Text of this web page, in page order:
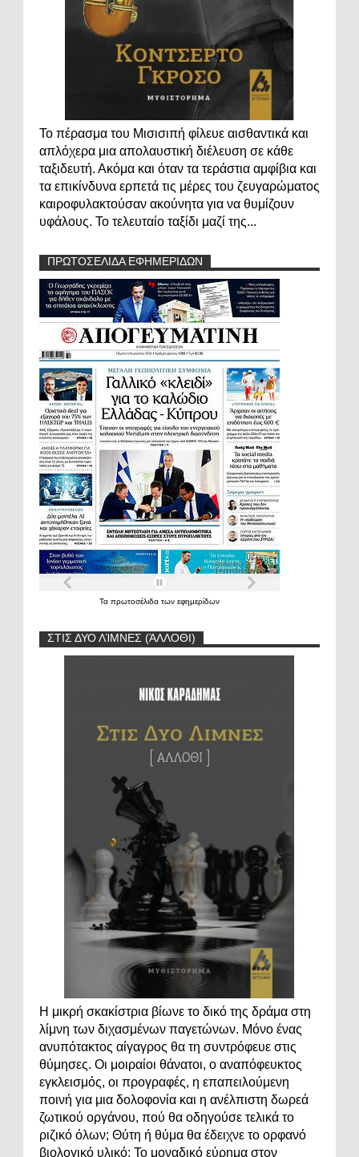
Το πέρασμα του Μισισιπή φίλευε αισθαντικά και
απλόχερα μια απολαυστική διέλευση σε κάθε
ταξιδευτή. Ακόμα και όταν τα τεράστια αμφίβια και
τα επικίνδυνα ερπετά τις μέρες του ζευγαρώματος
καιροφυλακτούσαν ακούνητα για να θυμίζουν
υφάλους. Το τελευταίο ταξίδι μαζί της...
ΠΡΩΤΟΣΕΛΙΔΑ ΕΦΗΜΕΡΙΔΩΝ
Τα πρωτοσέλιδα των εφημερίδων
ΣΤΙΣ ΔΥΟ ΛΊΜΝΕΣ (ΆΛΛΟΘΙ)
Η μικρή σκακίστρια βίωνε το δικό της δράμα στη
λίμνη των διχασμένων παγετώνων. Μόνο ένας
ανυπότακτος αίγαγρος θα τη συντρόφευε στις
θύμησες. Οι μοιραίοι θάνατοι, ο αναπόφευκτος
εγκλεισμός, οι προγραφές, η επαπειλούμενη
ποινή για μια δολοφονία και η ανέλπιστη δωρεά
ζωτικού οργάνου, πού θα οδηγούσε τελικά το
ριζικό όλων; Θύτη ή θύμα θα έδειχνε το ορφανό
βιολογικό υλικό; Το μοναδικό εύρημα στον